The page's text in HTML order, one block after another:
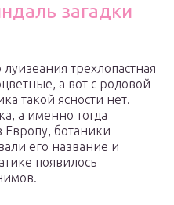
загадки
трехлопастная
а вот с родовой
такой ясности нет.
а именно тогда
Европу, ботаники
его название и
появилось